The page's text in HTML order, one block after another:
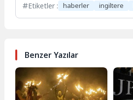
Etiketler : haberler ingiltere
Benzer Yazılar